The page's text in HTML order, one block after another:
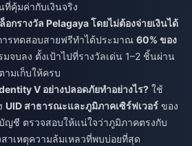
ที่คุ้มค่ากับเงินจริง
กรางวัล Pelagaya โดยไม่ต้องจ่ายเงินได้
ารทดสอบสายฟรีทำได้ประมาณ 60% ของ
มจบลง ตั้งเป้าไปที่รางวัลเด่น 1–2 ชิ้นผ่าน
มเก็บให้ครบ
V อย่างปลอดภัยทำอย่างไร? ใช้
UID สาธารณะและภูมิภาคเซิร์ฟเวอร์ ของ
ญชี ตรวจสอบให้แน่ใจว่าภูมิภาคตรงกับ
าเหตุความล้มเหลวที่พบบ่อยที่สุด